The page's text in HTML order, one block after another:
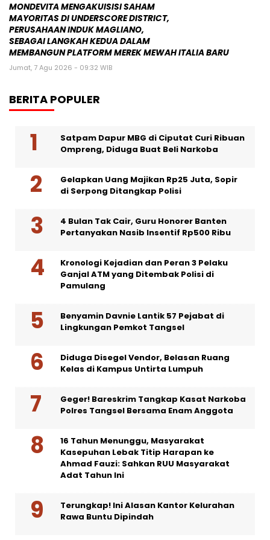
MONDEVITA MENGAKUISISI SAHAM
MAYORITAS DI UNDERSCORE DISTRICT,
PERUSAHAAN INDUK MAGLIANO,
SEBAGAI LANGKAH KEDUA DALAM
MEMBANGUN PLATFORM MEREK MEWAH ITALIA BARU
Jumat, 7 Agu 2026 - 09:32 WIB
BERITA POPULER
Satpam Dapur MBG di Ciputat Curi Ribuan
Ompreng, Diduga Buat Beli Narkoba
Gelapkan Uang Majikan Rp25 Juta, Sopir
di Serpong Ditangkap Polisi
4 Bulan Tak Cair, Guru Honorer Banten
Pertanyakan Nasib Insentif Rp500 Ribu
Kronologi Kejadian dan Peran 3 Pelaku
Ganjal ATM yang Ditembak Polisi di
Pamulang
Benyamin Davnie Lantik 57 Pejabat di
Lingkungan Pemkot Tangsel
Diduga Disegel Vendor, Belasan Ruang
Kelas di Kampus Untirta Lumpuh
Geger! Bareskrim Tangkap Kasat Narkoba
Polres Tangsel Bersama Enam Anggota
16 Tahun Menunggu, Masyarakat
Kasepuhan Lebak Titip Harapan ke
Ahmad Fauzi: Sahkan RUU Masyarakat
Adat Tahun Ini
Terungkap! Ini Alasan Kantor Kelurahan
Rawa Buntu Dipindah